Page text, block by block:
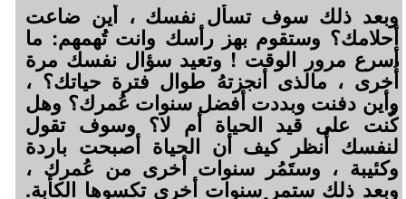
وبعد ذلك سوف تسأل نفسك ، أين ضاعت
أحلامك؟ وستقوم بهز رأسك وانت تُهمهم: ما
أسرع مرور الوقت ! وتعيد سؤال نفسك مرة
أُخرى ، مالذى أنجزتهُ طوال فترة حياتك؟ ،
وأين دفنت وبددت أفضل سنوات عُمرك؟ وهل
كُنت على قيد الحياة أم لا؟ وسوف تقول
لنفسك أُنظر كيف أن الحياة أصبحت باردة
وكئيبة ، وستَمُر سنوات أخرى من عُمرك ،
وبعد ذلك ستمر سنوات أخرى تكسوها الكأبة.